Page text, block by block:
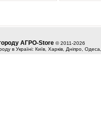
городу АГРО-Store © 2011-2026
в Україні: Київ, Харків, Дніпро,